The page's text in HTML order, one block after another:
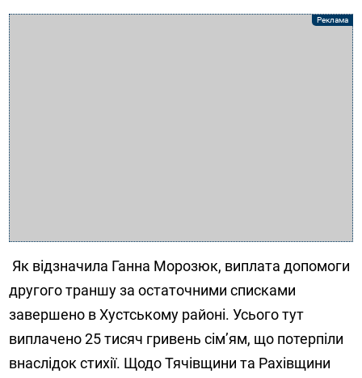
Як відзначила Ганна Морозюк, виплата допомоги
другого траншу за остаточними списками
завершено в Хустському районі. Усього тут
виплачено 25 тисяч гривень сім’ям, що потерпіли
внаслідок стихії. Щодо Тячівщини та Рахівщини